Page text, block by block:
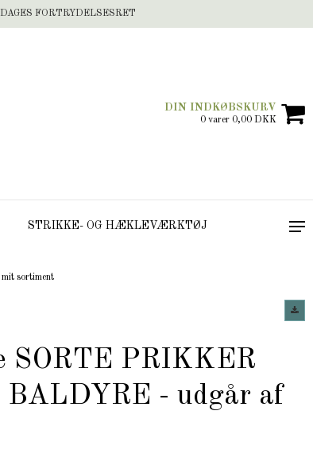
FORTRYDELSESRET
DIN INDKØBSKURV
0 varer 0,00 DKK
STRIKKE- OG HÆKLEVÆRKTØJ
sortiment
SORTE PRIKKER
BALDYRE - udgår af